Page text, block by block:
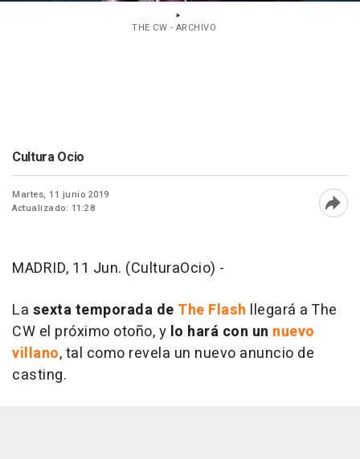
THE CW - ARCHIVO
Cultura Ocio
Martes, 11 junio 2019
Actualizado: 11:28
MADRID, 11 Jun. (CulturaOcio) -
La sexta temporada de The Flash llegará a The
CW el próximo otoño, y lo hará con un nuevo
villano, tal como revela un nuevo anuncio de
casting.